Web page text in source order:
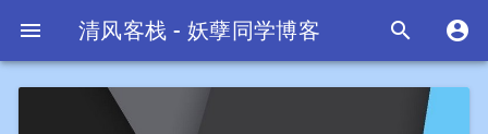
 清风客栈 - 妖孽同学博客  